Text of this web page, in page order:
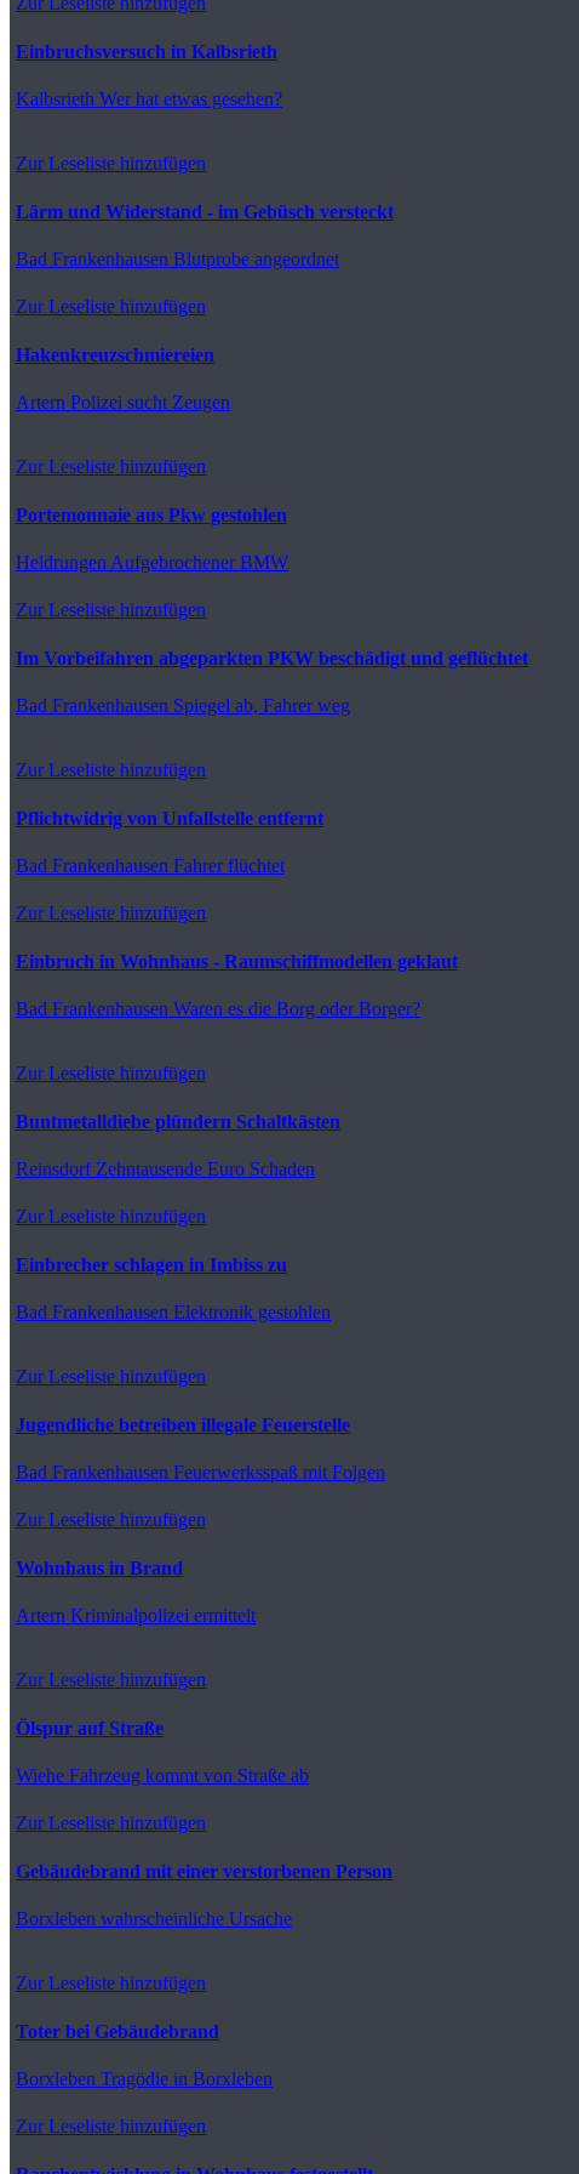
Einbruchsversuch in Kalbsrieth
Kalbsrieth Wer hat etwas gesehen?
Zur Leseliste hinzufügen
Lärm und Widerstand - im Gebüsch versteckt
Bad Frankenhausen Blutprobe angeordnet
Zur Leseliste hinzufügen
Hakenkreuzschmiereien
Artern Polizei sucht Zeugen
Zur Leseliste hinzufügen
Portemonnaie aus Pkw gestohlen
Heldrungen Aufgebrochener BMW
Zur Leseliste hinzufügen
Im Vorbeifahren abgeparkten PKW beschädigt und geflüchtet
Bad Frankenhausen Spiegel ab, Fahrer weg
Zur Leseliste hinzufügen
Pflichtwidrig von Unfallstelle entfernt
Bad Frankenhausen Fahrer flüchtet
Zur Leseliste hinzufügen
Einbruch in Wohnhaus - Raumschiffmodellen geklaut
Bad Frankenhausen Waren es die Borg oder Borger?
Zur Leseliste hinzufügen
Buntmetalldiebe plündern Schaltkästen
ReinsdorfZehntausende Euro Schaden
Zur Leseliste hinzufügen
Einbrecher schlagen in Imbiss zu
Bad Frankenhausen Elektronik gestohlen
Zur Leseliste hinzufügen
Jugendliche betreiben illegale Feuerstelle
Bad Frankenhausen Feuerwerksspaß mit Folgen
Zur Leseliste hinzufügen
Wohnhaus in Brand
Artern Kriminalpolizei ermittelt
Zur Leseliste hinzufügen
Ölspur auf Straße
Wiehe Fahrzeug kommt von Straße ab
Zur Leseliste hinzufügen
Gebäudebrand mit einer verstorbenen Person
Borxleben wahrscheinliche Ursache
Zur Leseliste hinzufügen
Toter bei Gebäudebrand
Borxleben Tragödie in Borxleben
Zur Leseliste hinzufügen